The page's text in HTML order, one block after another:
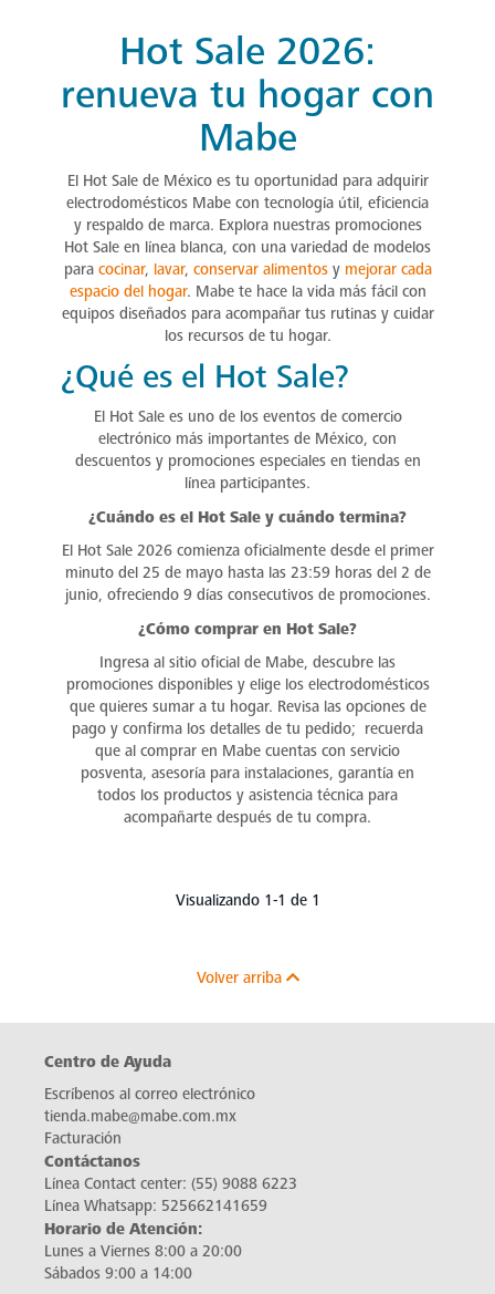
Hot Sale 2026:
renueva tu hogar con
Mabe
El Hot Sale de México es tu oportunidad para adquirir
electrodomésticos Mabe con tecnología útil, eficiencia
y respaldo de marca. Explora nuestras promociones
Hot Sale en línea blanca, con una variedad de modelos
para cocinar, lavar, conservar alimentosy mejorar cada
espacio del hogar. Mabe te hace la vida más fácil con
equipos diseñados para acompañar tus rutinas y cuidar
los recursos de tu hogar.
¿Qué es el Hot Sale?
El Hot Sale es uno de los eventos de comercio
electrónico más importantes de México, con
descuentos y promociones especiales en tiendas en
línea participantes.
¿Cuándo es el Hot Sale y cuándo termina?
El Hot Sale 2026 comienza oficialmente desde el primer
minuto del 25 de mayo hasta las 23:59 horas del 2 de
junio, ofreciendo 9 días consecutivos de promociones.
¿Cómo comprar en Hot Sale?
Ingresa al sitio oficial de Mabe, descubre las
promociones disponibles y elige los electrodomésticos
que quieres sumar a tu hogar. Revisa las opciones de
pago y confirma los detalles de tu pedido; recuerda
que al comprar en Mabe cuentas con servicio
posventa, asesoría para instalaciones, garantía en
todos los productos y asistencia técnica para
acompañarte después de tu compra.
Visualizando 1-1 de 1
Volver arriba
Centro de Ayuda
Escríbenos al correo electrónico
tienda.mabe@mabe.com.mx
Facturación
Contáctanos
Línea Contact center: (55) 9088 6223
Línea Whatsapp: 525662141659
Horario de Atención:
Lunes a Viernes 8:00 a 20:00
Sábados 9:00 a 14:00